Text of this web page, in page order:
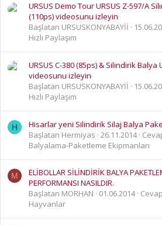
URSUS Demo Tour URSUS Z-597/A
(110ps) videosunu izleyin
Başlatan URSUSKONYABAYİİ
Hızlı Paylaşım
URSUS C-380 (85ps) & Silindirik Balya
videosunu izleyin
Başlatan URSUSKONYABAYİİ
Hızlı Paylaşım
H
Hisarlar yeni Silindirik Silaj Balya
Başlatan Hermiyas
26.11.2014
Balyalama-Paketleme Ekipmanları
M
ELİBOLLAR SİLİNDİRİK BALYA
PERFORMANSI NASILDIR.
Başlatan MORHAN
01.06.2014
Hayvanlar